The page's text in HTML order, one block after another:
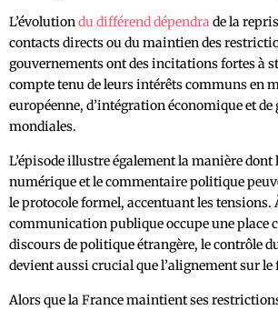
L’évolutiondu différend dépendra de la
contacts directs ou du maintien des
gouvernements ont des incitations fortes à
compte tenu de leurs intérêts communs en
européenne, d’intégration économique et de
mondiales.
L’épisode illustre également la manière
numérique et le commentaire politique
le protocole formel, accentuant les tensions.
communication publique occupe une place
discours de politique étrangère, le contrôle
devient aussi crucial que l’alignement sur le
Alors que la France maintient ses